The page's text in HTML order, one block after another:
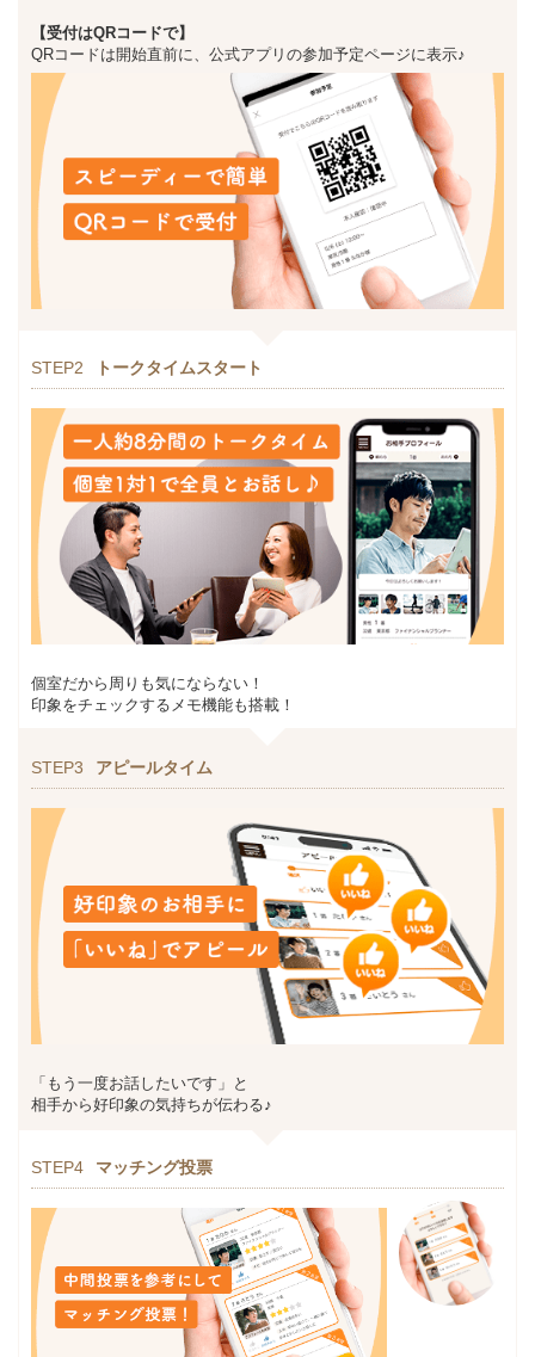
【受付はQRコードで】
QRコードは開始直前に、公式アプリの参加予定ページに表示♪
STEP2 トークタイムスタート
個室だから周りも気にならない！
印象をチェックするメモ機能も搭載！
STEP3 アピールタイム
「もう一度お話したいです」と
相手から好印象の気持ちが伝わる♪
STEP4 マッチング投票